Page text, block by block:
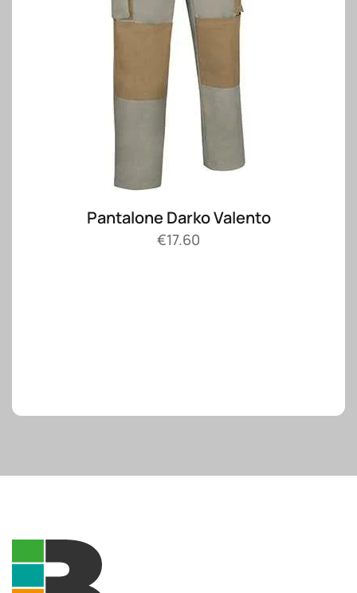
Pantalone Darko Valento
€17.60